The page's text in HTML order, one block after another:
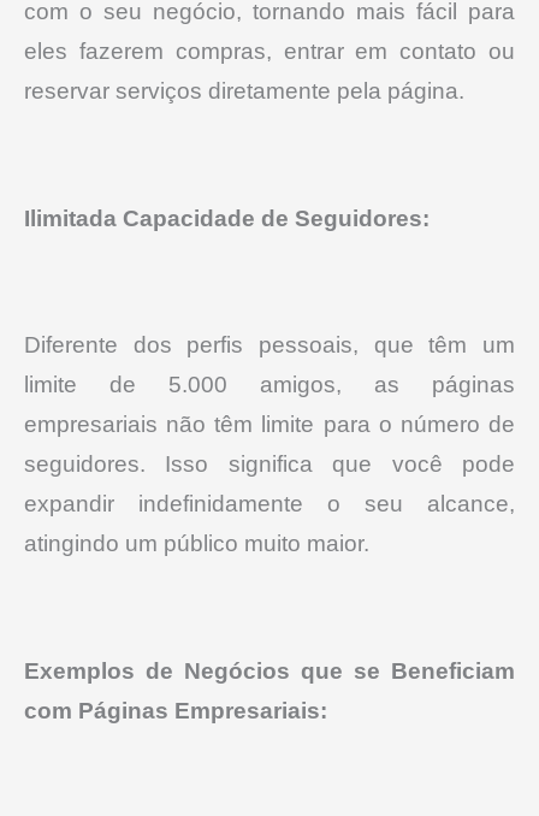
com o seu negócio, tornando mais fácil para
eles fazerem compras, entrar em contato ou
reservar serviços diretamente pela página.
Ilimitada Capacidade de Seguidores:
Diferente dos perfis pessoais, que têm um
limite de 5.000 amigos, as páginas
empresariais não têm limite para o número de
seguidores. Isso significa que você pode
expandir indefinidamente o seu alcance,
atingindo um público muito maior.
Exemplos de Negócios que se Beneficiam
com Páginas Empresariais: